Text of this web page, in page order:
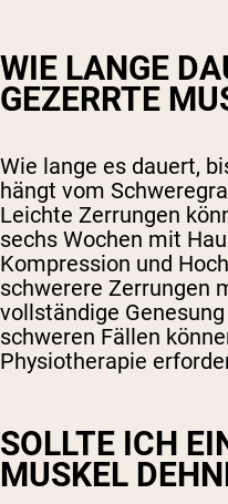
WIE LANGE
GEZERRTE
Wie lange es dauert,
hängt vom
Leichte Zerrungen
sechs Wochen mit
Kompression und
schwerere Zerrungen
vollständige
schweren Fällen
Physiotherapie
SOLLTE ICH
MUSKEL